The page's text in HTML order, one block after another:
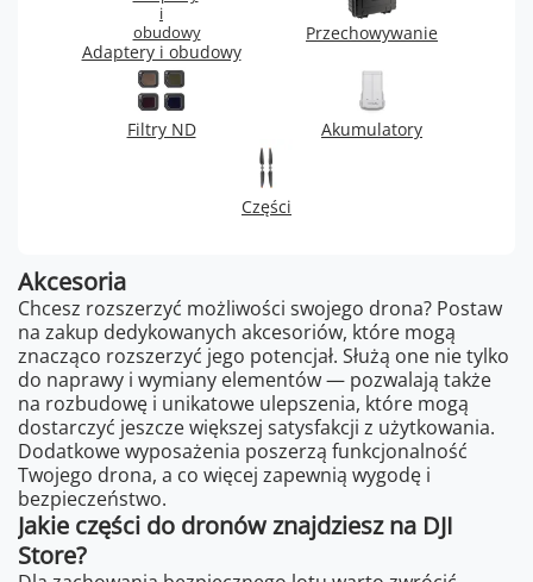
Adaptery i obudowy
Przechowywanie
Filtry ND Akumulatory
Części
Akcesoria
Chcesz rozszerzyć możliwości swojego drona? Postaw
na zakup dedykowanych akcesoriów, które mogą
znacząco rozszerzyć jego potencjał. Służą one nie tylko
do naprawy i wymiany elementów — pozwalają także
na rozbudowę i unikatowe ulepszenia, które mogą
dostarczyć jeszcze większej satysfakcji z użytkowania.
Dodatkowe wyposażenia poszerzą funkcjonalność
Twojego drona, a co więcej zapewnią wygodę i
bezpieczeństwo.
Jakie części do dronów znajdziesz na DJI
Store?